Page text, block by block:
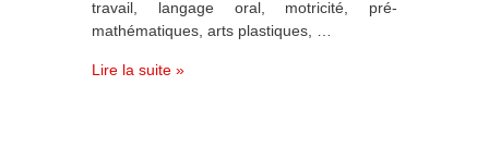
travail, langage oral, motricité, pré-
mathématiques, arts plastiques, …
Lire la suite »